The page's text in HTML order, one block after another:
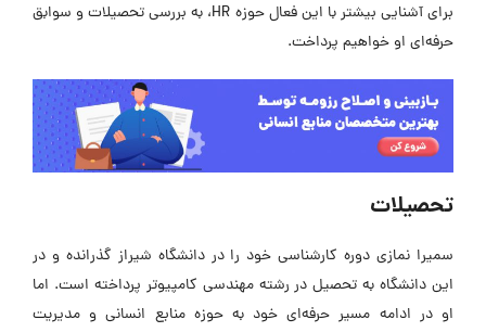
برای آشنایی بیشتر با این فعال حوزه HR، به بررسی تحصیلات و سوابق
حرفه‌ای او خواهیم پرداخت.
تحصیلات
سمیرا نمازی دوره کارشناسی خود را در دانشگاه شیراز گذرانده و در
این دانشگاه به تحصیل در رشته مهندسی کامپیوتر پرداخته است. اما
او در ادامه مسیر حرفه‌ای خود به حوزه منابع انسانی و مدیریت